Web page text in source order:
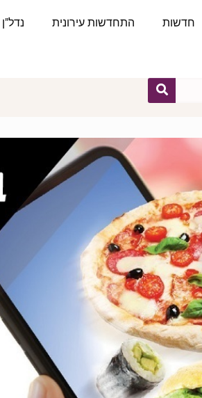
חדשות התחדשות עירונית נדל"ן